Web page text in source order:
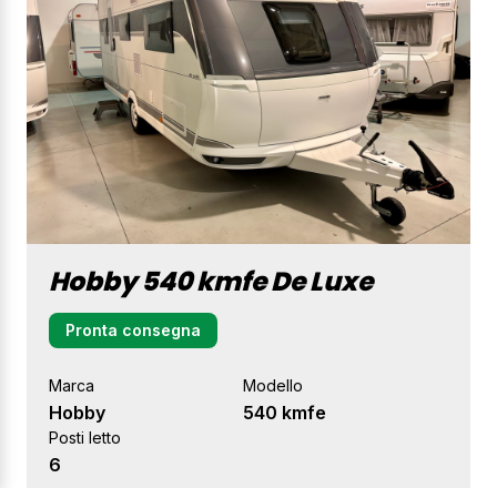
Hobby 540 kmfe De Luxe
Pronta consegna
Marca
Hobby
Modello
540 kmfe
Posti letto
6